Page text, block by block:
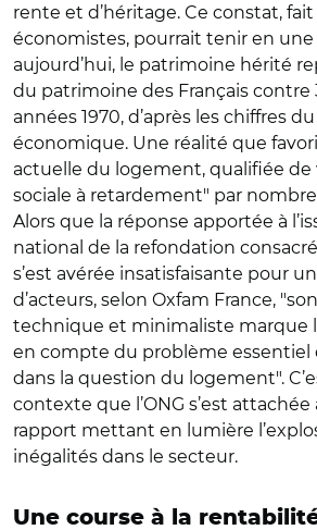
rente et d’héritage. Ce constat,
économistes, pourrait tenir en
aujourd’hui, le patrimoine hérité
du patrimoine des Français contre
années 1970, d’après les chiffres
économique. Une réalité que
actuelle du logement, qualifiée
sociale à retardement" par nombre
Alors que la réponse apportée à
national de la refondation
s’est avérée insatisfaisante pour
d’acteurs, selon Oxfam France,
technique et minimaliste marque
en compte du problème essentiel
dans la question du logement".
contexte que l’ONG s’est attachée
rapport mettant en lumière
inégalités dans le secteur.
Une course à la